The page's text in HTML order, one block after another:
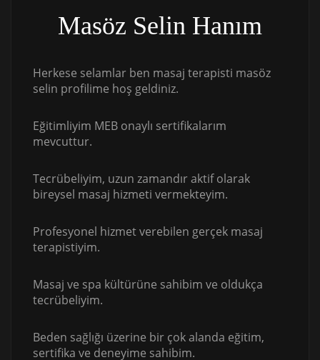
Masöz Selin Hanım
Herkese selamlar ben masaj terapisti masöz
selin profilime hoş geldiniz.
Eğitimliyim MEB onaylı sertifikalarım
mevcuttur.
Tecrübeliyim, uzun zamandır aktif olarak
bireysel masaj hizmeti vermekteyim.
Profesyonel hizmet verebilen gerçek masaj
terapistiyim.
Masaj ve spa kültürüne sahibim ve oldukça
tecrübeliyim.
Beden sağlığı üzerine bir çok alanda eğitim,
sertifika ve deneyime sahibim.